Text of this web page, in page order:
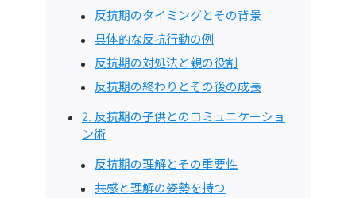
反抗期のタイミングとその背景
具体的な反抗行動の例
反抗期の対処法と親の役割
反抗期の終わりとその後の成長
2. 反抗期の子供とのコミュニケーショ
ン術
反抗期の理解とその重要性
共感と理解の姿勢を持つ